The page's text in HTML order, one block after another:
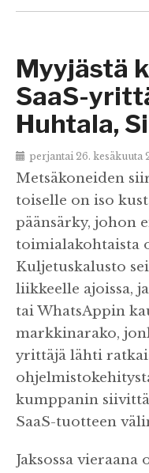
Myyjästä
SaaS-
Huhtala,
perjantai 26. kesäkuuta
Metsäkoneiden
toiselle on iso
päänsärky, johon
toimialakohtaista
Kuljetuskalusto
liikkeelle ajoissa,
tai WhatsAppin
markkinarako,
yrittäjä lähti
kumppanin
SaaS-tuotteen
Jaksossa vieraana